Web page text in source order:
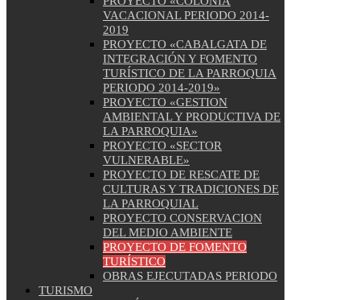
VACACIONAL PERIODO 2014-
2019
PROYECTO «CABALGATA DE
INTEGRACIÓN Y FOMENTO
TURÍSTICO DE LA PARROQUIA
PERIODO 2014-2019»
PROYECTO «GESTION
AMBIENTAL Y PRODUCTIVA DE
LA PARROQUIA»
PROYECTO «SECTOR
VULNERABLE»
PROYECTO DE RESCATE DE
CULTURAS Y TRADICIONES DE
LA PARROQUIAL
PROYECTO CONSERVACION
DEL MEDIO AMBIENTE
PROYECTO DE FOMENTO
TURÍSTICO
OBRAS EJECUTADAS PERIODO
TURISMO